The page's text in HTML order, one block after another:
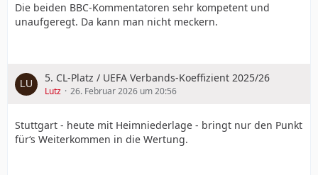
Die beiden BBC-Kommentatoren sehr kompetent und
unaufgeregt. Da kann man nicht meckern.
5. CL-Platz / UEFA Verbands-Koeffizient 2025/26
Lutz 26. Februar 2026 um 20:56
Stuttgart - heute mit Heimniederlage - bringt nur den Punkt
für‘s Weiterkommen in die Wertung.